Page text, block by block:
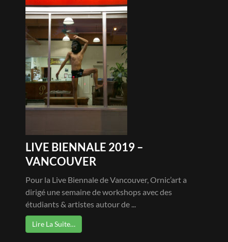
LIVE BIENNALE 2019 –
VANCOUVER
Pour la Live Biennale de Vancouver, Ornic’art a
dirigé une semaine de workshops avec des
étudiants & artistes autour de ...
Lire La Suite…